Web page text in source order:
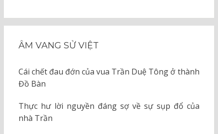
ÂM VANG SỬ VIỆT
Cái chết đau đớn của vua Trần Duệ Tông ở thành
Đồ Bàn
Thực hư lời nguyền đáng sợ về sự sụp đổ của
nhà Trần